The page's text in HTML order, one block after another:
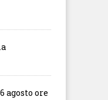
agosto ore